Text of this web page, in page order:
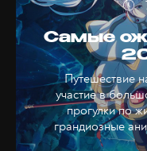
Самые
Путешествие
участие в
прогулки по
грандиозные